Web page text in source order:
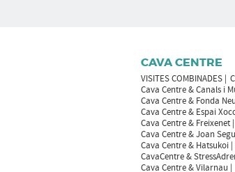
CAVA CENTRE
VISITES COMBINADES
Cava Centre & Canals i
Cava Centre & Fonda
Cava Centre & Espai
Cava Centre & Freixenet
Cava Centre & Joan
Cava Centre & Hatsukoi
CavaCentre &
Cava Centre & Vilarnau